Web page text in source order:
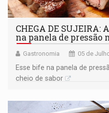
CHEGA DE
na panela de pressão
Gastronomia 05 de
Esse bife na panela de
cheio de sabor